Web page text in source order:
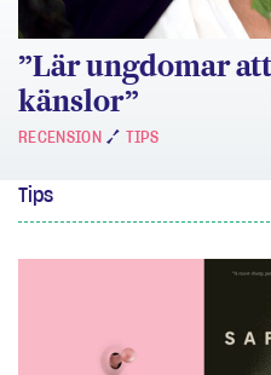
”Lär ungdomar
känslor”
RECENSION TIPS
Tips